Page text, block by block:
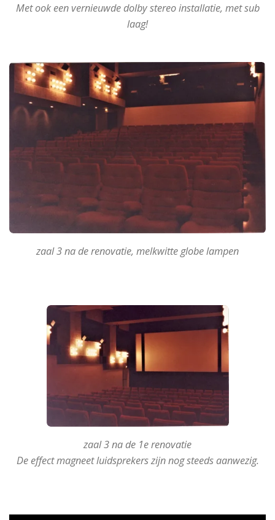
Met ook een vernieuwde dolby stereo installatie, met sub
laag!
zaal 3 na de renovatie, melkwitte globe lampen
zaal 3 na de 1e renovatie
De effect magneet luidsprekers zijn nog steeds aanwezig.